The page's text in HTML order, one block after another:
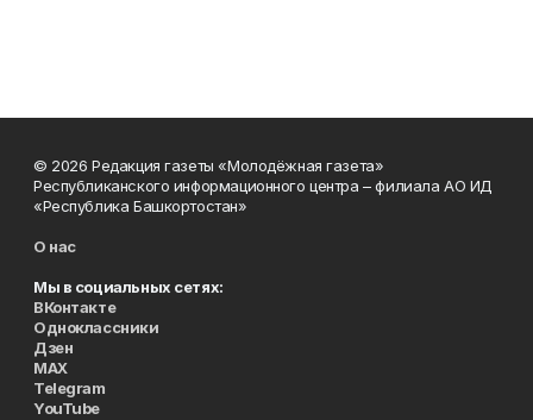
© 2026 Редакция газеты «Молодёжная газета»
Республиканского информационного центра – филиала АО ИД
«Республика Башкортостан»
О нас
Мы в социальных сетях:
ВКонтакте
Одноклассники
Дзен
MAX
Telegram
YouTube